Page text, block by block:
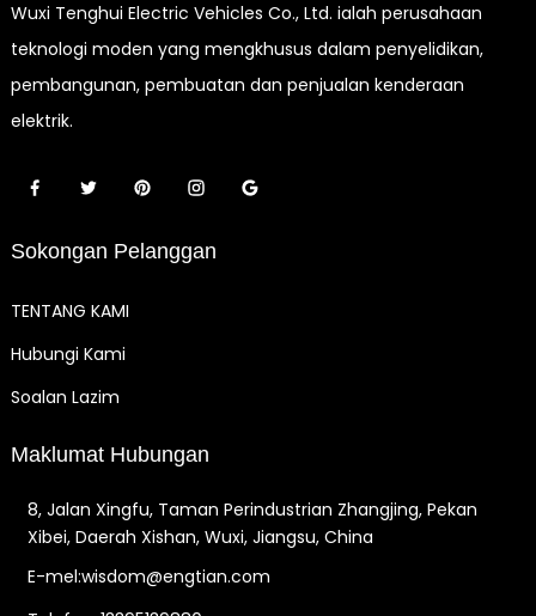
Wuxi Tenghui Electric Vehicles Co., Ltd. ialah perusahaan
teknologi moden yang mengkhusus dalam penyelidikan,
pembangunan, pembuatan dan penjualan kenderaan
elektrik.
Sokongan Pelanggan
TENTANG KAMI
Hubungi Kami
Soalan Lazim
Maklumat Hubungan
8, Jalan Xingfu, Taman Perindustrian Zhangjing, Pekan
Xibei, Daerah Xishan, Wuxi, Jiangsu, China
E-mel:wisdom@engtian.com